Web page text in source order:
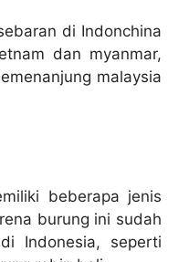
di Indonchina
dan myanmar,
malaysia
beberapa jenis
burung ini sudah
Indonesia, seperti